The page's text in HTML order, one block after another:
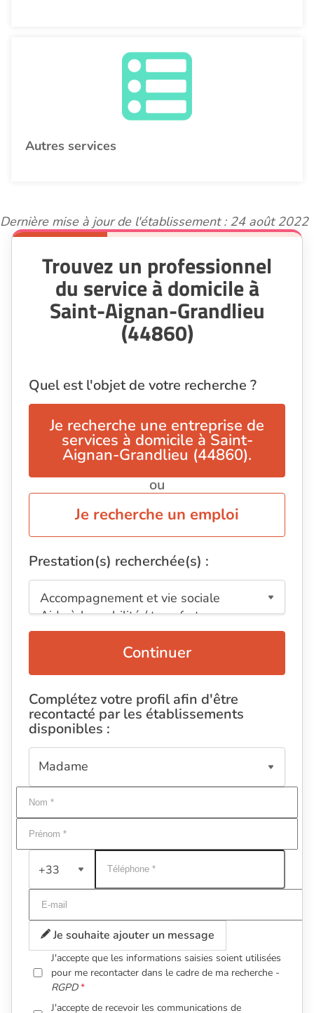
Autres services
Dernière mise à jour de l'établissement : 24 août 2022
Trouvez un professionnel
du service à domicile à
Saint-Aignan-Grandlieu
(44860)
Quel est l'objet de votre recherche ?
Je recherche une entreprise de
services à domicile à Saint-
Aignan-Grandlieu (44860).
ou
Je recherche un emploi
Prestation(s) recherchée(s) :
Continuer
Complétez votre profil afin d'être
recontacté par les établissements
disponibles :
+33
Je souhaite ajouter un message
J'accepte que les informations saisies soient utilisées
pour me recontacter dans le cadre de ma recherche -
RGPD
J'accepte de recevoir les communications de